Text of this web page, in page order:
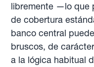
libremente —lo que
de cobertura
banco central
bruscos, de
a la lógica habitual